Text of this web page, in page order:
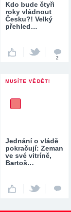
Kdo bude čtyři
roky vládnout
Česku?! Velký
přehled…
2
MUSÍTE VĚDĚT!
Jednání o vládě
pokračují: Zeman
ve své vitríně,
Bartoš…